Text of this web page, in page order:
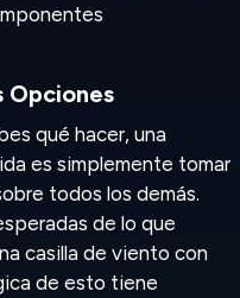
Opciones
qué hacer, una
es simplemente tomar
todos los demás.
de lo que
casilla de viento con
de esto tiene